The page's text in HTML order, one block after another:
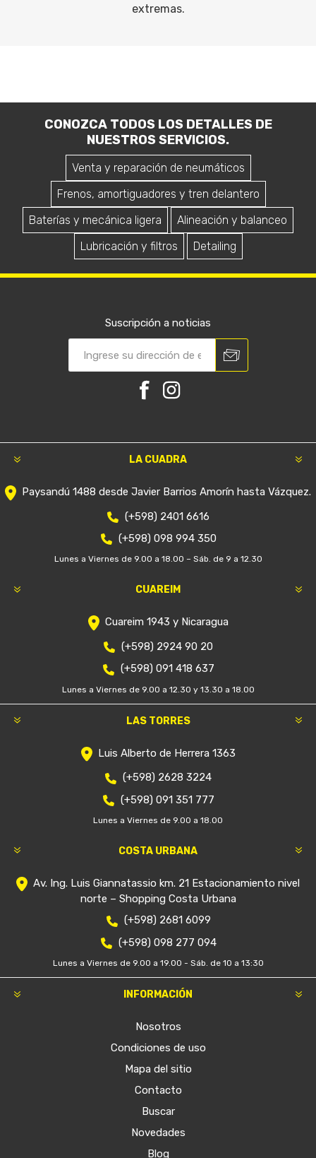
extremas.
CONOZCA TODOS LOS DETALLES DE
NUESTROS SERVICIOS.
Venta y reparación de neumáticos
Frenos, amortiguadores y tren delantero
Baterías y mecánica ligera
Alineación y balanceo
Lubricación y filtros
Detailing
Suscripción a noticias
LA CUADRA
Paysandú 1488 desde Javier Barrios Amorín hasta Vázquez.
(+598) 2401 6616
(+598) 098 994 350
Lunes a Viernes de 9.00 a 18.00 – Sáb. de 9 a 12.30
CUAREIM
Cuareim 1943 y Nicaragua
(+598) 2924 90 20
(+598) 091 418 637
Lunes a Viernes de 9.00 a 12.30 y 13.30 a 18.00
LAS TORRES
Luis Alberto de Herrera 1363
(+598) 2628 3224
(+598) 091 351 777
Lunes a Viernes de 9.00 a 18.00
COSTA URBANA
Av. Ing. Luis Giannatassio km. 21 Estacionamiento nivel
norte – Shopping Costa Urbana
(+598) 2681 6099
(+598) 098 277 094
Lunes a Viernes de 9.00 a 19.00 - Sáb. de 10 a 13:30
INFORMACIÓN
Nosotros
Condiciones de uso
Mapa del sitio
Contacto
Buscar
Novedades
Blog